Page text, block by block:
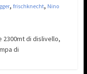
, frischknecht, Nino
2300mt di dislivello,
di